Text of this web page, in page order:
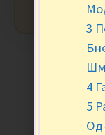
3
4
5